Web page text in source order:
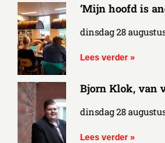
‘Mijn hoofd is
dinsdag 28
Lees verder »
Bjorn Klok, van
dinsdag 28
Lees verder »